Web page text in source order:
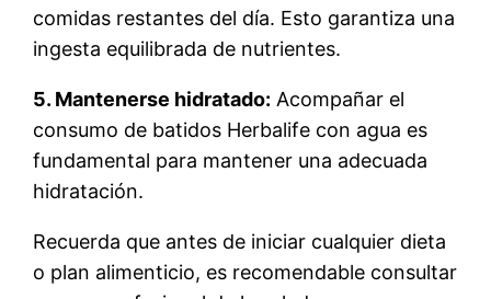
comidas restantes del día. Esto garantiza una
ingesta equilibrada de nutrientes.
5. Mantenerse hidratado: Acompañar el
consumo de batidos Herbalife con agua es
fundamental para mantener una adecuada
hidratación.
Recuerda que antes de iniciar cualquier dieta
o plan alimenticio, es recomendable consultar